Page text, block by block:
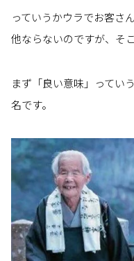
っていうかウラでお客さ
他ならないのですが、そ
まず「良い意味」ってい
名です。